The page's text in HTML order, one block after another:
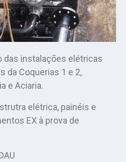
das instalações elétricas
da Coquerias 1 e 2,
e Aciaria.
elétrica, painéis e
EX à prova de